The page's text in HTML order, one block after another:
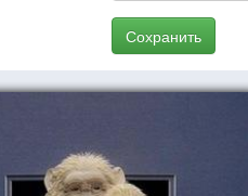
Сохранить